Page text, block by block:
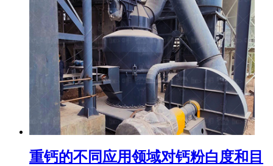
重钙的不同应用领域对钙粉白度和目